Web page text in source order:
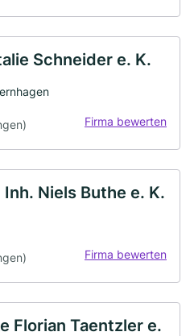
Schneider e. K.
Firma bewerten
Niels Buthe e. K.
Firma bewerten
Florian Taentzler e.